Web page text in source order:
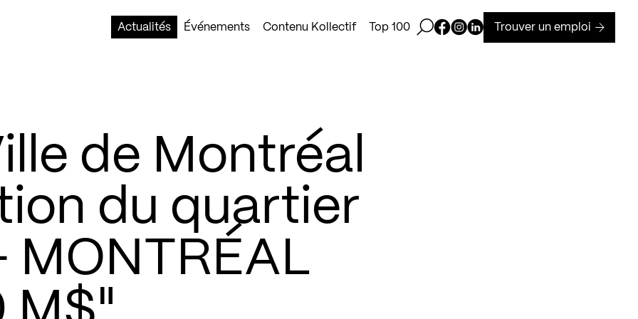
Actualités
Événements Contenu Kollectif Top 100 Ouvrir la barre de recherche
Page Facebook de Kollectif
Page Instagram de Kollectif
Page Linkedin de Kollectif
Trouver un emploi
de Montréal
du quartier
MONTRÉAL